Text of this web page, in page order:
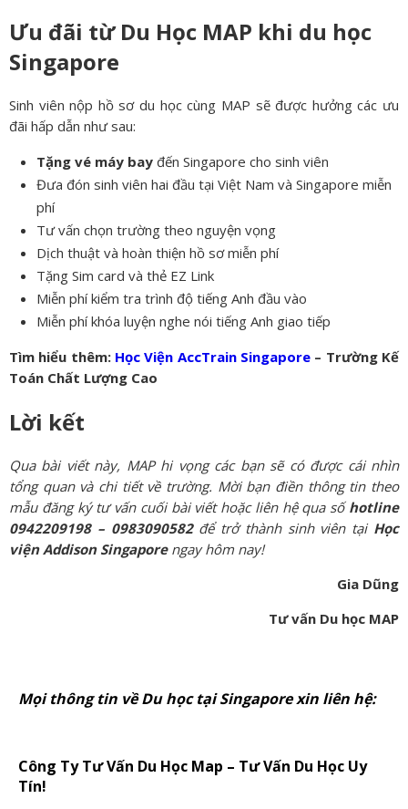
Ưu đãi từ Du Học MAP khi du học
Singapore
Sinh viên nộp hồ sơ du học cùng MAP sẽ được hưởng các ưu
đãi hấp dẫn như sau:
Tặng vé máy bay đến Singapore cho sinh viên
Đưa đón sinh viên hai đầu tại Việt Nam và Singapore miễn
phí
Tư vấn chọn trường theo nguyện vọng
Dịch thuật và hoàn thiện hồ sơ miễn phí
Tặng Sim card và thẻ EZ Link
Miễn phí kiểm tra trình độ tiếng Anh đầu vào
Miễn phí khóa luyện nghe nói tiếng Anh giao tiếp
Tìm hiểu thêm: Học Viện AccTrain Singapore – Trường Kế
Toán Chất Lượng Cao
Lời kết
Qua bài viết này, MAP hi vọng các bạn sẽ có được cái nhìn
tổng quan và chi tiết về trường. Mời bạn điền thông tin theo
mẫu đăng ký tư vấn cuối bài viết hoặc liên hệ qua số hotline
0942209198 – 0983090582để trở thành sinh viên tại Học
viện Addison Singaporengay hôm nay!
Gia Dũng
Tư vấn Du học MAP
Mọi thông tin về Du học tại Singapore xin liên hệ:
Công Ty Tư Vấn Du Học Map – Tư Vấn Du Học Uy
Tín!